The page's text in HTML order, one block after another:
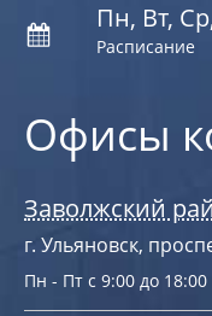
Офисы
Заволжский
г. Ульяновск,
Пн - Пт с 9:00 до 18:00
Пн, Вт,
Расписание